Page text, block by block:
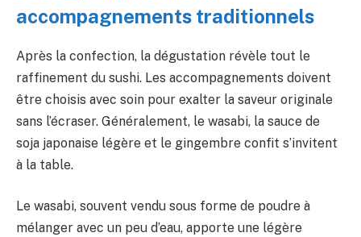
accompagnements traditionnels
Après la confection, la dégustation révèle tout le
raffinement du sushi. Les accompagnements doivent
être choisis avec soin pour exalter la saveur originale
sans l’écraser. Généralement, le wasabi, la sauce de
soja japonaise légère et le gingembre confit s’invitent
à la table.
Le wasabi, souvent vendu sous forme de poudre à
mélanger avec un peu d’eau, apporte une légère